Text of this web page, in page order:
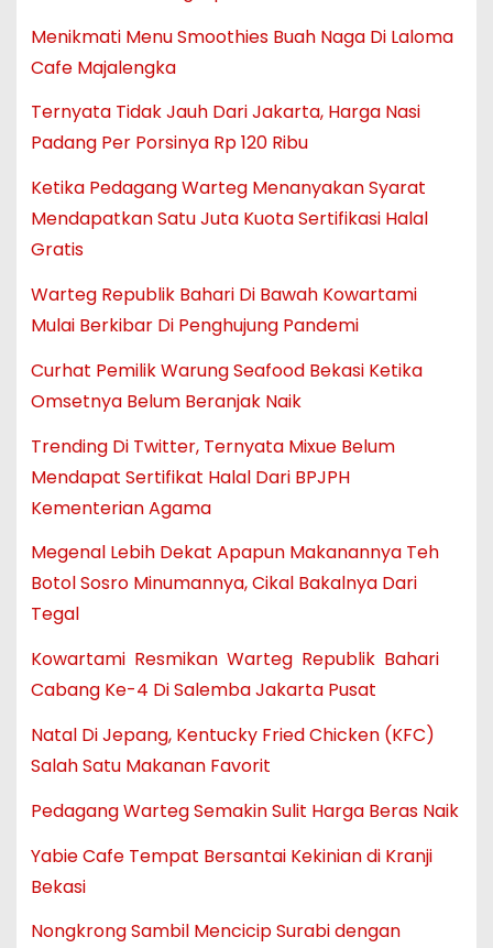
Menikmati Menu Smoothies Buah Naga Di Laloma
Cafe Majalengka
Ternyata Tidak Jauh Dari Jakarta, Harga Nasi
Padang Per Porsinya Rp 120 Ribu
Ketika Pedagang Warteg Menanyakan Syarat
Mendapatkan Satu Juta Kuota Sertifikasi Halal
Gratis
Warteg Republik Bahari Di Bawah Kowartami
Mulai Berkibar Di Penghujung Pandemi
Curhat Pemilik Warung Seafood Bekasi Ketika
Omsetnya Belum Beranjak Naik
Trending Di Twitter, Ternyata Mixue Belum
Mendapat Sertifikat Halal Dari BPJPH
Kementerian Agama
Megenal Lebih Dekat Apapun Makanannya Teh
Botol Sosro Minumannya, Cikal Bakalnya Dari
Tegal
Kowartami Resmikan Warteg Republik Bahari
Cabang Ke-4 Di Salemba Jakarta Pusat
Natal Di Jepang, Kentucky Fried Chicken (KFC)
Salah Satu Makanan Favorit
Pedagang Warteg Semakin Sulit Harga Beras Naik
Yabie Cafe Tempat Bersantai Kekinian di Kranji
Bekasi
Nongkrong Sambil Mencicip Surabi dengan